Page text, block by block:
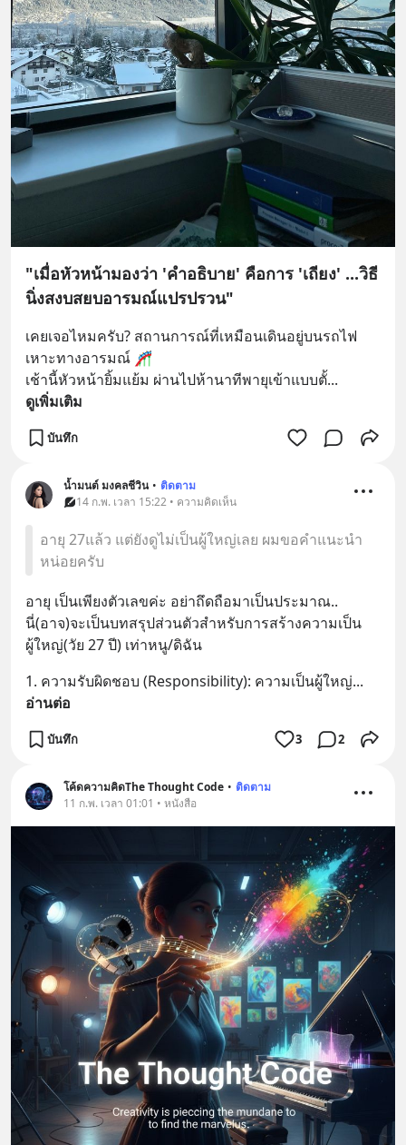
"เมื่อหัวหน้ามองว่า 'คำอธิบาย' คือการ 'เถียง' ...วิธี
นิ่งสงบสยบอารมณ์แปรปรวน"
เคยเจอไหมครับ? สถานการณ์ที่เหมือนเดินอยู่บนรถไฟ
เหาะทางอารมณ์ 🎢
เช้านี้หัวหน้ายิ้มแย้ม ผ่านไปห้านาทีพายุเข้าแบบตั้...
ดูเพิ่มเติม
บันทึก
น้ำมนต์ มงคลชีวิน • ติดตาม
14 ก.พ. เวลา 15:22 • ความคิดเห็น
อายุ 27แล้ว แต่ยังดูไม่เป็นผู้ใหญ่เลย ผมขอคำแนะนำ
หน่อยครับ
อายุ เป็นเพียงตัวเลขค่ะ อย่าถึดถือมาเป็นประมาณ..
นี่(อาจ)จะเป็นบทสรุปส่วนตัวสำหรับการสร้างความเป็น
ผู้ใหญ่(วัย 27 ปี) เท่าหนู/ดิฉัน
1. ความรับผิดชอบ (Responsibility): ความเป็นผู้ใหญ่
อ่านต่อ
บันทึก 3 2
โค้ดความคิดThe Thought Code • ติดตาม
11 ก.พ. เวลา 01:01 • หนังสือ